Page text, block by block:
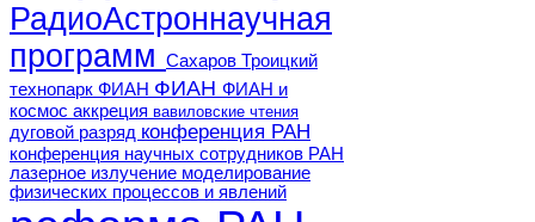
РадиоАстроннаучная
программ
Сахаров Троицкий
технопарк ФИАН ФИАН ФИАН и
космос аккреция вавиловские чтения
дуговой разряд конференция РАН
конференция научных сотрудников РАН
лазерное излучение моделирование
физических процессов и явлений